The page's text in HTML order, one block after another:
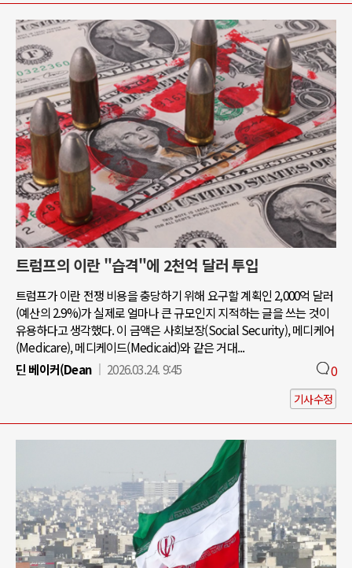
트럼프의 이란 "습격"에 2천억 달러 투입
트럼프가 이란 전쟁 비용을 충당하기 위해 요구할 계획인 2,000억 달러
(예산의 2.9%)가 실제로 얼마나 큰 규모인지 지적하는 글을 쓰는 것이
유용하다고 생각했다. 이 금액은 사회보장(Social Security), 메디케어
(Medicare), 메디케이드(Medicaid)와 같은 거대...
딘 베이커(Dean
2026.03.24. 9:45 0
기사수정